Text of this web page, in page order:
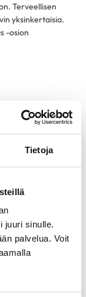
Tietoja
juuri sinulle.
palvelua. Voit
Terveellisen
yksinkertaisia.
-osion
helposti